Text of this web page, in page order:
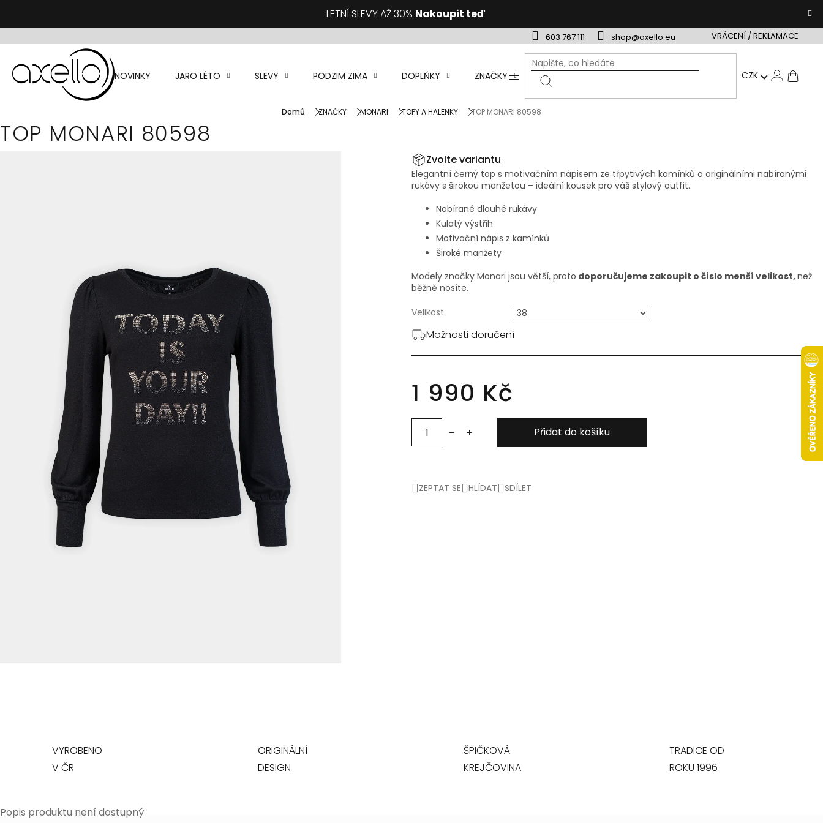
obsah
LETNÍ SLEVY AŽ 30% Nakoupit teď
603 767 111 shop@axello.eu VRÁCENÍ / REKLAMACE
NOVINKY JARO LÉTO SLEVY PODZIM ZIMA DOPLŇKY ZNAČKY DÁRKOVÉ POUKAZY VRÁCENÍ /
CZK
Domů ZNAČKY MONARI TOPY A HALENKY TOP MONARI 80598
TOP MONARI 80598
1 990 Kč
Zvolte variantu
Velikost
Možnosti doručení
Přidat do košíku
Elegantní černý top s motivačním nápisem ze třpytivých kamínků a originálními nabíranými
rukávy s širokou manžetou – ideální kousek pro váš stylový outfit.
Nabírané dlouhé rukávy
Kulatý výstřih
Motivační nápis z kamínků
Široké manžety
Modely značky Monari jsou větší, proto doporučujeme zakoupit o číslo menší velikost,než
běžně nosíte.
ZEPTAT SE HLÍDAT SDÍLET
VYROBENO
V ČR
ORIGINÁLNÍ
DESIGN
ŠPIČKOVÁ
KREJČOVINA
TRADICE OD
ROKU 1996
Popis produktu není dostupný